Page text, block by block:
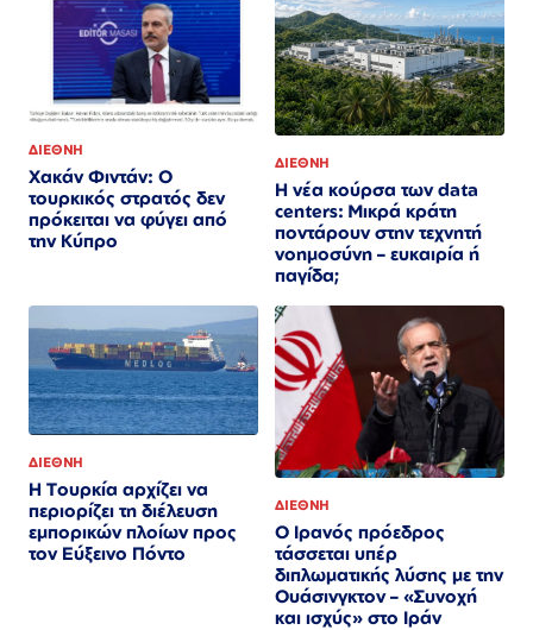
ΔΙΕΘΝΗ
Χακάν Φιντάν: Ο
τουρκικός στρατός δεν
πρόκειται να φύγει από
την Κύπρο
ΔΙΕΘΝΗ
Η νέα κούρσα των data
centers: Μικρά κράτη
ποντάρουν στην τεχνητή
νοημοσύνη – ευκαιρία ή
παγίδα;
ΔΙΕΘΝΗ
Η Τουρκία αρχίζει να
περιορίζει τη διέλευση
εμπορικών πλοίων προς
τον Εύξεινο Πόντο
ΔΙΕΘΝΗ
Ο Ιρανός πρόεδρος
τάσσεται υπέρ
διπλωματικής λύσης με την
Ουάσινγκτον – «Συνοχή
και ισχύς» στο Ιράν​​​​​​​​​​​​​​​​​​​​​​​​​​​​​​​​​​​​​​​​​​​​​​​​​​